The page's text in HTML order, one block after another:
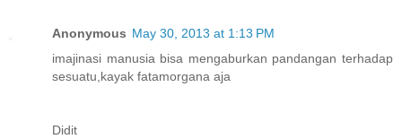
Anonymous May 30, 2013 at 1:13 PM
imajinasi manusia bisa mengaburkan pandangan terhadap
sesuatu,kayak fatamorgana aja
Didit